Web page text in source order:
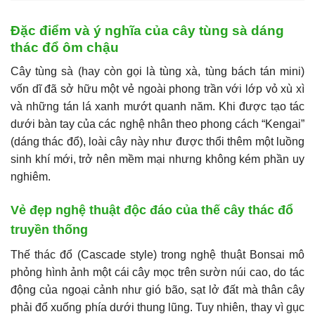
Đặc điểm và ý nghĩa của cây tùng sà dáng
thác đổ ôm chậu
Cây tùng sà (hay còn gọi là tùng xà, tùng bách tán mini)
vốn dĩ đã sở hữu một vẻ ngoài phong trần với lớp vỏ xù xì
và những tán lá xanh mướt quanh năm. Khi được tạo tác
dưới bàn tay của các nghệ nhân theo phong cách “Kengai”
(dáng thác đổ), loài cây này như được thổi thêm một luồng
sinh khí mới, trở nên mềm mại nhưng không kém phần uy
nghiêm.
Vẻ đẹp nghệ thuật độc đáo của thế cây thác đổ
truyền thống
Thế thác đổ (Cascade style) trong nghệ thuật Bonsai mô
phỏng hình ảnh một cái cây mọc trên sườn núi cao, do tác
động của ngoại cảnh như gió bão, sạt lở đất mà thân cây
phải đổ xuống phía dưới thung lũng. Tuy nhiên, thay vì gục